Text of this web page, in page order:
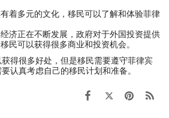
着多元的文化，移民可以了解和体验菲律
济正在不断发展，政府对于外国投资提供
民可以获得很多商业和投资机会。
得很多好处，但是移民需要遵守菲律宾
认真考虑自己的移民计划和准备。